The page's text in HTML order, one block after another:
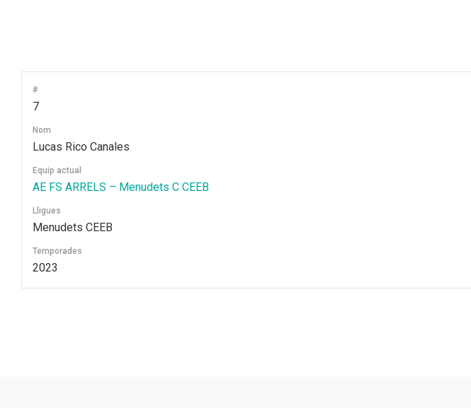
#
7
Nom
Lucas Rico Canales
Equip actual
AE FS ARRELS – Menudets C CEEB
Lligues
Menudets CEEB
Temporades
2023